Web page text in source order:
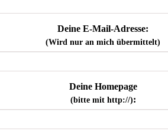
Deine E-Mail-Adresse:
(Wird nur an mich übermittelt)
Deine Homepage
(bitte mit http://):